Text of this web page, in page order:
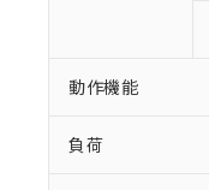
動作機能
負荷